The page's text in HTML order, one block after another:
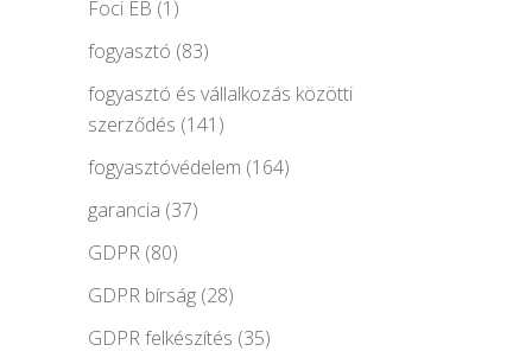
Foci EB (1)
fogyasztó (83)
fogyasztó és vállalkozás közötti
szerződés (141)
fogyasztóvédelem (164)
garancia (37)
GDPR (80)
GDPR bírság (28)
GDPR felkészítés (35)